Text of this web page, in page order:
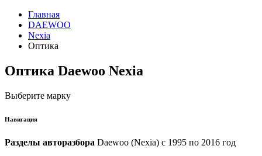
Главная
DAEWOO
Nexia
Оптика
Оптика Daewoo Nexia
Выберите марку
Навигация
Разделы авторазбора Daewoo (Nexia) с 1995 по 2016 год